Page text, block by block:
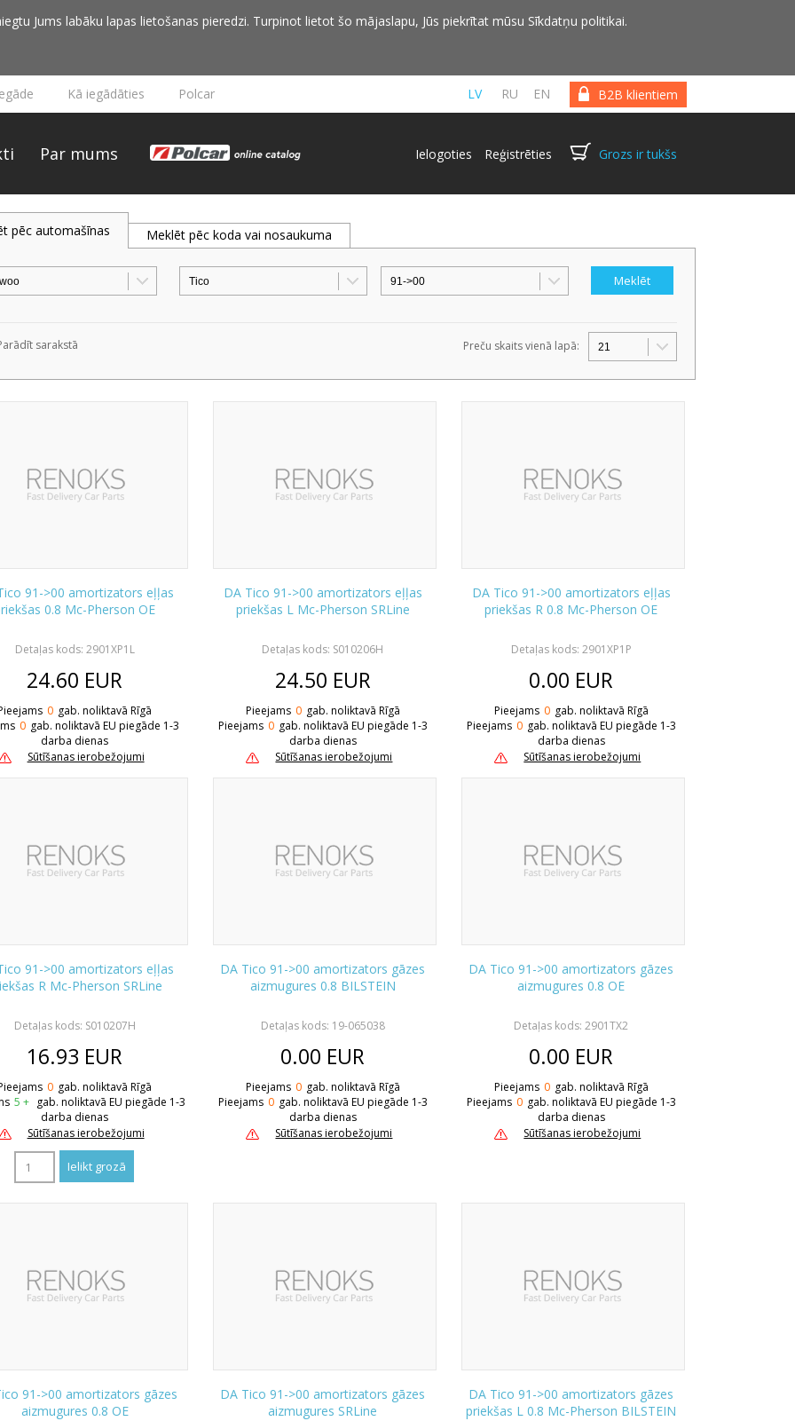
Jums labāku lapas lietošanas pieredzi. Turpinot lietot šo mājaslapu, Jūs piekrītat mūsu Sīkdatņu politikai.
B2B klientiem
LV RU EN
Kā iegādāties Polcar
Par mums Ielogoties Reģistrēties Grozs ir tukšs
pēc automašīnas Meklēt pēc koda vai nosaukuma
sarakstā Preču skaits vienā lapā:
91->00 amortizators eļļas
0.8 Mc-Pherson OE
Detaļas kods: 2901XP1L
24.60 EUR
0 gab. noliktavā Rīgā
0 gab. noliktavā EU piegāde 1-3
darba dienas
Sūtīšanas ierobežojumi
DA Tico 91->00 amortizators eļļas
priekšas L Mc-Pherson SRLine
Detaļas kods: S010206H
24.50 EUR
Pieejams 0 gab. noliktavā Rīgā
Pieejams 0 gab. noliktavā EU piegāde 1-3
darba dienas
Sūtīšanas ierobežojumi
DA Tico 91->00 amortizators eļļas
priekšas R 0.8 Mc-Pherson OE
Detaļas kods: 2901XP1P
0.00 EUR
Pieejams 0 gab. noliktavā Rīgā
Pieejams 0 gab. noliktavā EU piegāde 1-3
darba dienas
Sūtīšanas ierobežojumi
91->00 amortizators eļļas
R Mc-Pherson SRLine
Detaļas kods: S010207H
16.93 EUR
0 gab. noliktavā Rīgā
5 + gab. noliktavā EU piegāde 1-3
darba dienas
Sūtīšanas ierobežojumi
DA Tico 91->00 amortizators gāzes
aizmugures 0.8 BILSTEIN
Detaļas kods: 19-065038
0.00 EUR
Pieejams 0 gab. noliktavā Rīgā
Pieejams 0 gab. noliktavā EU piegāde 1-3
darba dienas
Sūtīšanas ierobežojumi
DA Tico 91->00 amortizators gāzes
aizmugures 0.8 OE
Detaļas kods: 2901TX2
0.00 EUR
Pieejams 0 gab. noliktavā Rīgā
Pieejams 0 gab. noliktavā EU piegāde 1-3
darba dienas
Sūtīšanas ierobežojumi
91->00 amortizators gāzes
aizmugures 0.8 OE
DA Tico 91->00 amortizators gāzes
aizmugures SRLine
DA Tico 91->00 amortizators gāzes
priekšas L 0.8 Mc-Pherson BILSTEIN